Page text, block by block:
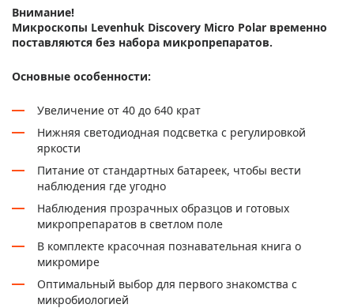
Внимание!
Микроскопы Levenhuk Discovery Micro Polar временно
поставляются без набора микропрепаратов.
Основные особенности:
Увеличение от 40 до 640 крат
Нижняя светодиодная подсветка с регулировкой
яркости
Питание от стандартных батареек, чтобы вести
наблюдения где угодно
Наблюдения прозрачных образцов и готовых
микропрепаратов в светлом поле
В комплекте красочная познавательная книга о
микромире
Оптимальный выбор для первого знакомства с
микробиологией